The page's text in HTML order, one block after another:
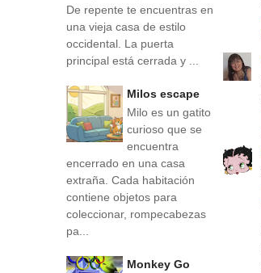
De repente te encuentras en
una vieja casa de estilo
occidental. La puerta
principal está cerrada y ...
Milos escape
Milo es un gatito
curioso que se
encuentra
encerrado en una casa
extraña. Cada habitación
contiene objetos para
coleccionar, rompecabezas
pa...
Monkey Go